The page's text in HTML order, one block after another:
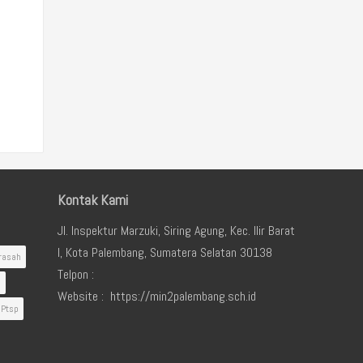
Ptsp
Kontak Kami
Jl. Inspektur Marzuki, Siring Agung, Kec. Ilir Barat
I, Kota Palembang, Sumatera Selatan 30138
Telpon :
Website : https://min2palembang.sch.id